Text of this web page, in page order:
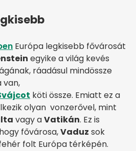
Európa legkisebb fővárosát
egyike a világ kevés
ráadásul mindössze
van,
köti össze. Emiatt ez a
olyan vonzerővel, mint
vagy aVatikán. Ez is
fővárosa,Vaduz sok
folt Európa térképén.